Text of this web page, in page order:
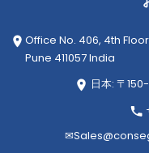
Office No. 406, 4th
Pune 411057 India
日本: 〒
✉